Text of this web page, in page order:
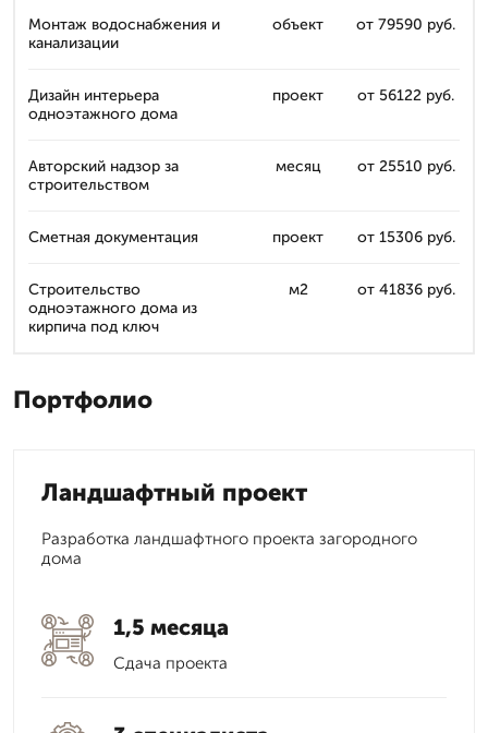
Монтаж водоснабжения и
канализации
объект от 79590 руб.
Дизайн интерьера
одноэтажного дома
проект от 56122 руб.
Авторский надзор за
строительством
месяц от 25510 руб.
Сметная документация проект от 15306 руб.
Строительство
одноэтажного дома из
кирпича под ключ
м2 от 41836 руб.
Портфолио
Ландшафтный проект
Разработка ландшафтного проекта загородного
дома
1,5 месяца
Сдача проекта